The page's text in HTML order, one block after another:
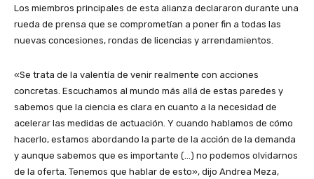
Los miembros principales de esta alianza declararon durante una
rueda de prensa que se comprometían a poner fin a todas las
nuevas concesiones, rondas de licencias y arrendamientos.
«Se trata de la valentía de venir realmente con acciones
concretas. Escuchamos al mundo más allá de estas paredes y
sabemos que la ciencia es clara en cuanto a la necesidad de
acelerar las medidas de actuación. Y cuando hablamos de cómo
hacerlo, estamos abordando la parte de la acción de la demanda
y aunque sabemos que es importante (…) no podemos olvidarnos
de la oferta. Tenemos que hablar de esto», dijo Andrea Meza,